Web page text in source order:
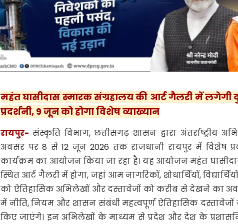
महंत घासीदास स्मारक संग्रहालय की आर्ट गैलरी में लगेगी
प्रदर्शनी, 9 जून को होगा विशेष व्याख्यान
रायपुर- संस्कृति विभाग, छत्तीसगढ़ शासन द्वारा अंतर्राष्ट्रीय
अवसर पर 8 से 12 जून 2026 तक राजधानी रायपुर में विशेष
कार्यक्रम का आयोजन किया जा रहा है। यह आयोजन महंत
स्थित आर्ट गैलरी में होगा, जहां आम नागरिकों, शोधार्थियों,
को ऐतिहासिक अभिलेखों और दस्तावेजों को करीब से देखने का
में नीति, नियम और शासन संबंधी महत्वपूर्ण ऐतिहासिक दस्तावेजों के
किए जाएंगे। इन अभिलेखों के माध्यम से प्रदेश और देश के